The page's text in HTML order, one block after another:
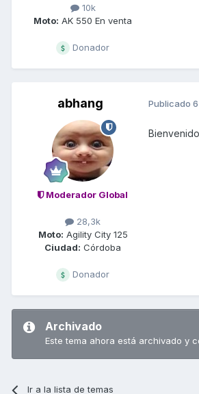
10k
Moto: AK 550 En venta
Donador
abhang
Moderador Global
28,3k
Moto: Agility City 125
Ciudad: Córdoba
Donador
Publicado
Archivado
Este tema ahora está archivado y
Ir a la lista de temas